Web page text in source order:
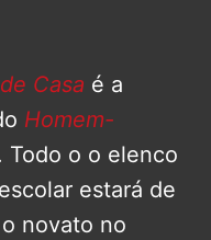
Casa é a
Homem-
Todo o o elenco
estará de
novato no